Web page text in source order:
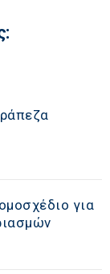
για